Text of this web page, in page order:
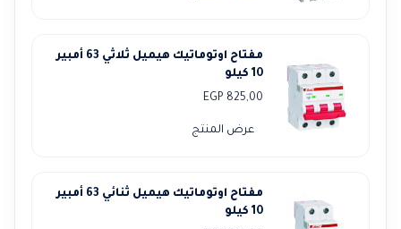
مفتاح اوتوماتيك هيميل ثلاثي 63 أمبير
10 كيلو
825,00
EGP
عرض المنتج
مفتاح اوتوماتيك هيميل ثنائي 63 أمبير
10 كيلو